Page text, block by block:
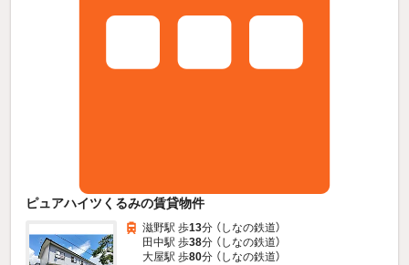
ピュアハイツくるみの賃貸物件
滋野駅 歩13分 （しなの鉄道）
田中駅 歩38分 （しなの鉄道）
大屋駅 歩80分 （しなの鉄道）